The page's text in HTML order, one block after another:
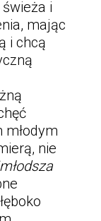
i
mając
i chcą
nie